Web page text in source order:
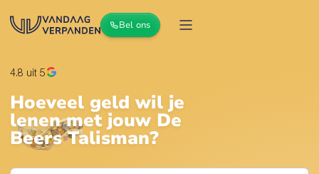
Bel ons
4.8 uit 5
Hoeveel geld wil je
lenen met jouw De
Beers Talisman?